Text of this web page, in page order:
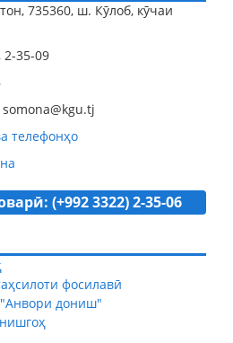
735360, ш. Кӯлоб, кӯчаи
2-35-09
телефонҳо
(+992 3322) 2-35-06
фосилавӣ
дониш"